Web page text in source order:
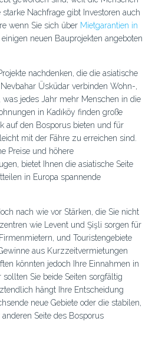
Nachfrage gibt Investoren auch
wenn Sie sich über Mietgarantien in
neuen Bauprojekten angeboten
nachdenken, die die asiatische
Üsküdar verbinden Wohn-,
jedes Jahr mehr Menschen in die
in Kadıköy finden große
auf den Bosporus bieten und für
mit der Fähre zu erreichen sind.
Preise und höhere
bietet Ihnen die asiatische Seite
in Europa spannende
nach wie vor Stärken, die Sie nicht
wie Levent und Şişli sorgen für
und Touristengebiete
aus Kurzzeitvermietungen
könnten jedoch Ihre Einnahmen in
Sie beide Seiten sorgfältig
hängt Ihre Entscheidung
neue Gebiete oder die stabilen,
Seite des Bosporus